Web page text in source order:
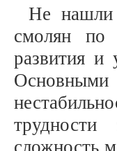
Не нашли
смолян по
развития и